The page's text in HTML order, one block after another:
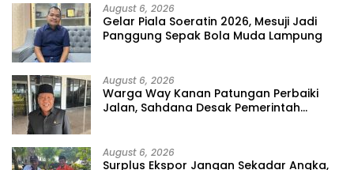
August 6, 2026
Gelar Piala Soeratin 2026, Mesuji Jadi
Panggung Sepak Bola Muda Lampung
August 6, 2026
Warga Way Kanan Patungan Perbaiki
Jalan, Sahdana Desak Pemerintah
August 6, 2026
Surplus Ekspor Jangan Sekadar Angka,